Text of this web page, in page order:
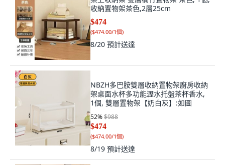
收納置物架茶色,2層25cm
$474
($474.00/1個)
8/20 預計送達
NBZH多巴胺雙層收納置物架廚房收納
架桌面水杯多功能瀝水托盤茶杯香水,
1個, 雙層置物架【奶白灰】:如圖
52%$988
$474
($474.00/1個)
8/19 預計送達